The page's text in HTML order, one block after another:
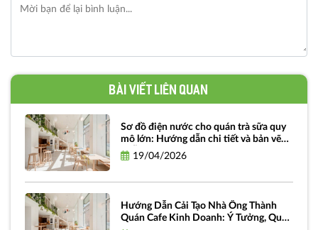
Bài viết liên quan
Sơ đồ điện nước cho quán trà sữa quy
mô lớn: Hướng dẫn chi tiết và bản vẽ
miễn phí
19/04/2026
Hướng Dẫn Cải Tạo Nhà Ống Thành
Quán Cafe Kinh Doanh: Ý Tưởng, Quy